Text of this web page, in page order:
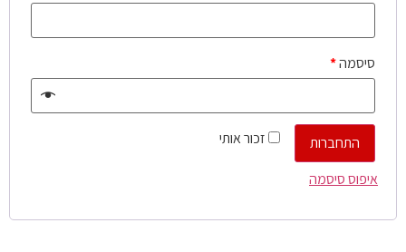
סיסמה*
זכור אותי
התחברות
איפוס סיסמה